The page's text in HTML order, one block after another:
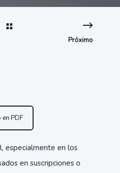
Próximo
PDF
especialmente en los
en suscripciones o